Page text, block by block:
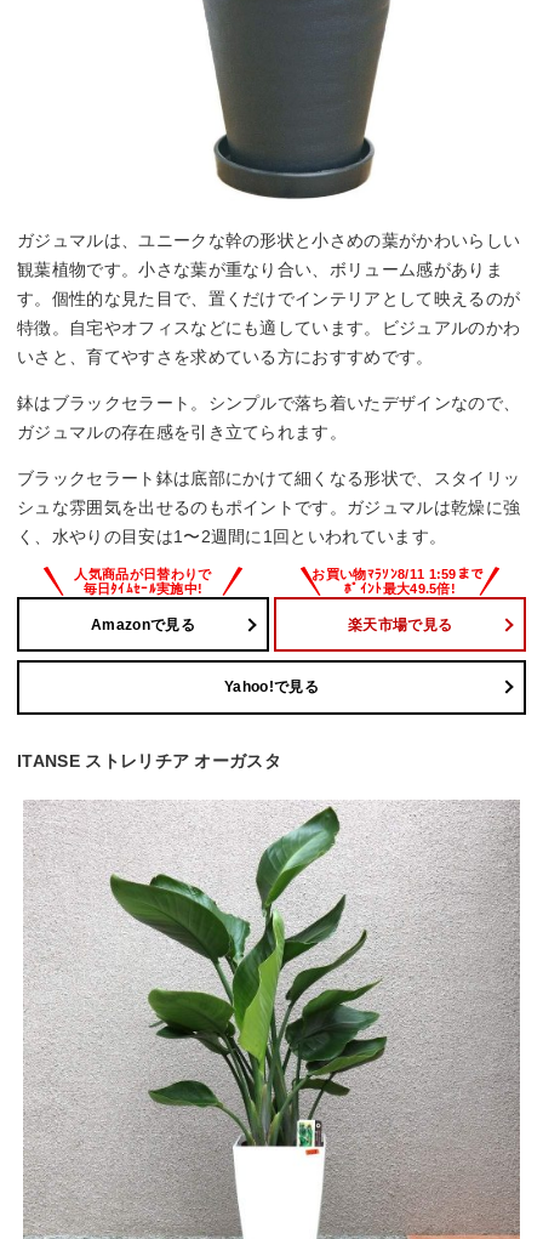
ガジュマルは、ユニークな幹の形状と小さめの葉がかわいらしい
観葉植物です。小さな葉が重なり合い、ボリューム感がありま
す。個性的な見た目で、置くだけでインテリアとして映えるのが
特徴。自宅やオフィスなどにも適しています。ビジュアルのかわ
いさと、育てやすさを求めている方におすすめです。
鉢はブラックセラート。シンプルで落ち着いたデザインなので、
ガジュマルの存在感を引き立てられます。
ブラックセラート鉢は底部にかけて細くなる形状で、スタイリッ
シュな雰囲気を出せるのもポイントです。ガジュマルは乾燥に強
く、水やりの目安は1〜2週間に1回といわれています。
Amazonで見る 楽天市場で見る
Yahoo!で見る
ITANSE ストレリチア オーガスタ